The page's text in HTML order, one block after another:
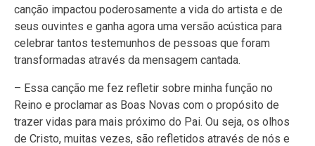
canção impactou poderosamente a vida do artista e de
seus ouvintes e ganha agora uma versão acústica para
celebrar tantos testemunhos de pessoas que foram
transformadas através da mensagem cantada.
– Essa canção me fez refletir sobre minha função no
Reino e proclamar as Boas Novas com o propósito de
trazer vidas para mais próximo do Pai. Ou seja, os olhos
de Cristo, muitas vezes, são refletidos através de nós e